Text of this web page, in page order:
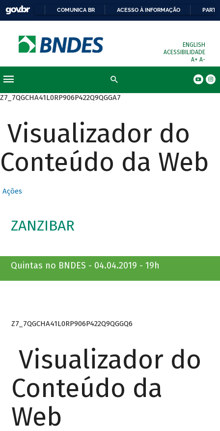
COMUNICA BR ACESSO À INFORMAÇÃO
ENGLISH
ACESSIBILIDADE
A+ A-
Z7_7QGCHA41L0RP906P422Q9QGGA7
Visualizador do
Conteúdo da Web
Ações
ZANZIBAR
Quintas no BNDES - 04.04.2019 - 19h
Z7_7QGCHA41L0RP906P422Q9QGGQ6
Visualizador do
Conteúdo da
Web